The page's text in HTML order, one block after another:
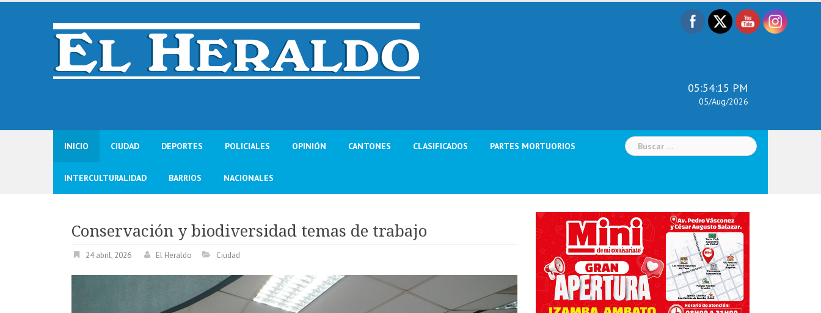
Skip
05:54:16 PM
05/Aug/2026
INICIO CIUDAD DEPORTES POLICIALES OPINIÓN CANTONES CLASIFICADOS PARTES MORTUORIOS
INTERCULTURALIDAD BARRIOS NACIONALES
Buscar:
Conservación y biodiversidad temas de trabajo
24 abril, 2026 El Heraldo Ciudad